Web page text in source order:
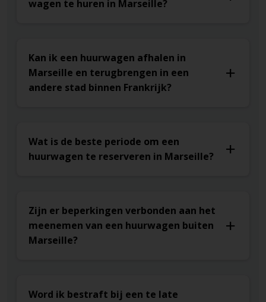
wagen te huren in Marseille?
Kan ik een huurwagen afhalen in
Marseille en terugbrengen in een
andere stad binnen Frankrijk?
Wat is de beste periode om een
huurwagen te reserveren in Marseille?
Zijn er beperkingen verbonden aan het
meenemen van een huurwagen buiten
Marseille?
Word ik bestraft bij een te late